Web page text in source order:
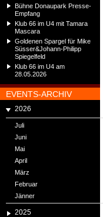
Bühne Donaupark Presse-
Empfang
Klub 66 im U4 mit Tamara
Mascara
Goldenen Spargel für Mike
Süsser&Johann-Philipp
Spiegelfeld
Klub 66 im U4 am
28.05.2026
EVENTS-ARCHIV
2026
Juli
Juni
Mai
April
März
Februar
Jänner
2025